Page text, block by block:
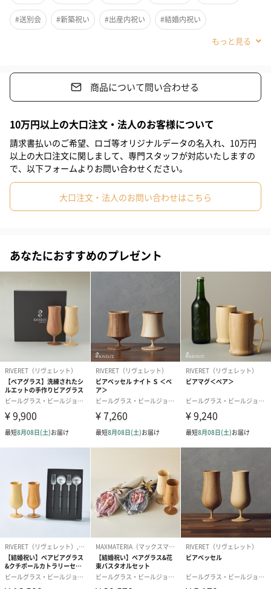
洗練されたシルエットのビアグラスと熟練の職人が一つ一つ丁寧
に作り上げたポルトガルのカトラリーメーカー「クチポール」カ
結婚祝いなどペアグッズの贈り物におすすめです。
洗練されたシルエットのビアグラスならではの、クリーミーさと
コクを鮮明に伝えるきめの細かい泡立ち。
手作りが生み出すやさしいくちあたりだからこそ、表現できる味
ビアベッセル ナイト Ｓ ＜ペア＞
騎士を思わせる凛とした佇まいのビアベッセル ナイト Ｓ。末広が
りのボウルの形状が手にしたときに持ちやすく、そして気品のあ
る印象を与えます。
ビールやワイン、ソフトドリンクなど、幅広いシーンで扱いやす
いサイズ。
ビアベッセル ナイト L ＜ペア＞
末広がりのボウルの形状が手にしたときに持ちやすく、そして気
品のある印象を与えます。
ビールやロングカクテル、ソフトドリンクなど、幅広いシーンで
扱いやすいサイズ。炭酸を含む飲み物におすすめです。
#送別会 #新築祝い #出産内祝い #結婚内祝い
#喜寿祝い
#記念日 #パーティー #サプライズ
#お中元 #誕生日 #バレンタイン #ホワイトデー
#敬老の日 #入学祝い #就職祝い #引っ越し祝い
#自分へのご褒美 #退職祝い #部下男性
#息子 #娘 #姪 #甥 #女子大学生
#女性 #夫 #妻 #父親 #彼女 #祖母 #祖父
#上司男性
#10代 #20代前半 #20代後半 #30代 #40代 #50代
#70代 #80代 #90代
商品について問い合わせる
10万円以上の大口注文・法人のお客様について
請求書払いのご希望、ロゴ等オリジナルデータの名入れ、10万円
以上の大口注文に関しまして、専門スタッフが対応いたしますの
で、以下フォームよりお問い合わせください。
大口注文・法人のお問い合わせはこちら
あなたにおすすめのプレゼント